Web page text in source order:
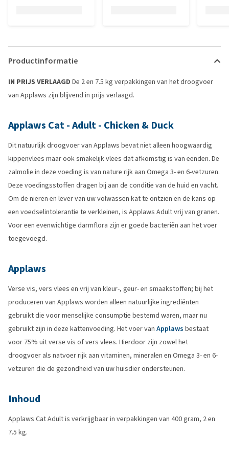
Productinformatie
IN PRIJS VERLAAGD De 2 en 7.5 kg verpakkingen van het droogvoer
van Applaws zijn blijvend in prijs verlaagd.
Applaws Cat - Adult - Chicken & Duck
Dit natuurlijk droogvoer van Applaws bevat niet alleen hoogwaardig
kippenvlees maar ook smakelijk vlees dat afkomstig is van eenden. De
zalmolie in deze voeding is van nature rijk aan Omega 3- en 6-vetzuren.
Deze voedingsstoffen dragen bij aan de conditie van de huid en vacht.
Om de nieren en lever van uw volwassen kat te ontzien en de kans op
een voedselintolerantie te verkleinen, is Applaws Adult vrij van granen.
Voor een evenwichtige darmflora zijn er goede bacteriën aan het voer
toegevoegd.
Applaws
Verse vis, vers vlees en vrij van kleur-, geur- en smaakstoffen; bij het
produceren van Applaws worden alleen natuurlijke ingrediënten
gebruikt die voor menselijke consumptie bestemd waren, maar nu
gebruikt zijn in deze kattenvoeding. Het voer van Applaws bestaat
voor 75% uit verse vis of vers vlees. Hierdoor zijn zowel het
droogvoer als natvoer rijk aan vitaminen, mineralen en Omega 3- en 6-
vetzuren die de gezondheid van uw huisdier ondersteunen.
Inhoud
Applaws Cat Adult is verkrijgbaar in verpakkingen van 400 gram, 2 en
7.5 kg.